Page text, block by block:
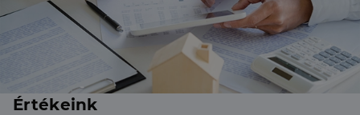
Értékeink